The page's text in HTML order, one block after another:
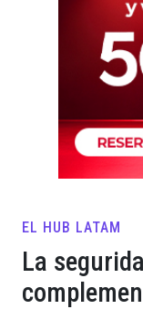
EL HUB LATAM
La